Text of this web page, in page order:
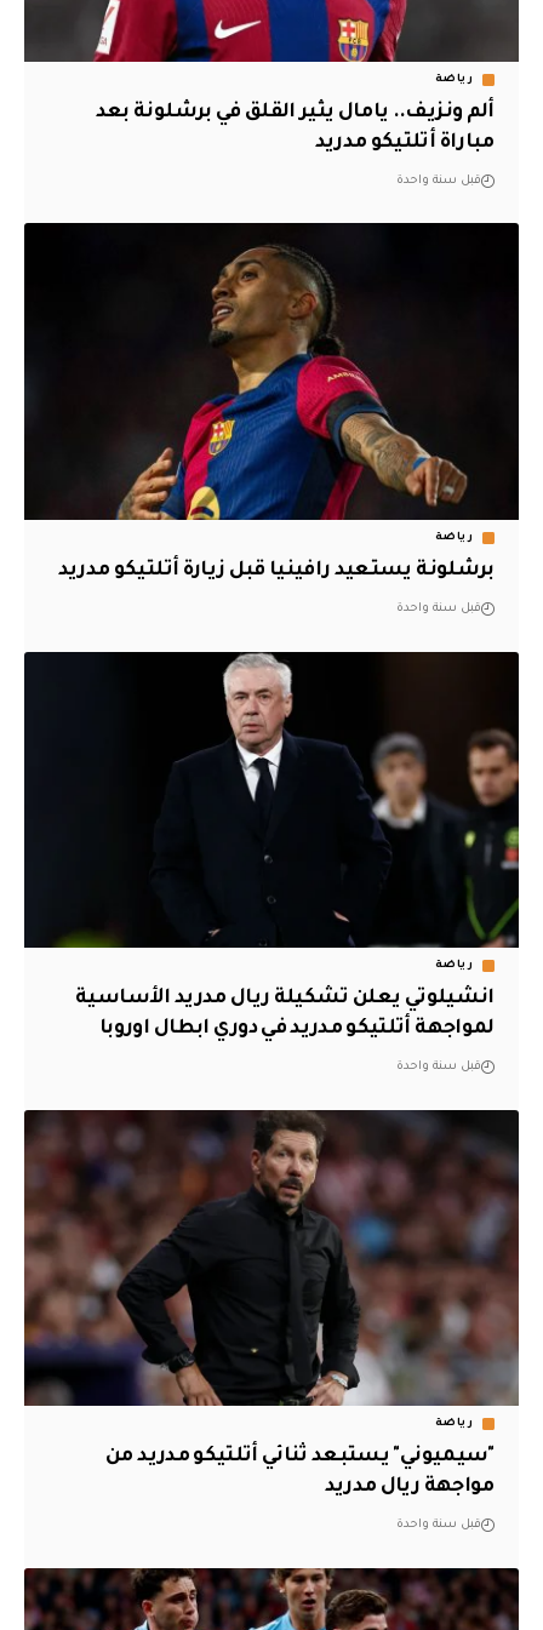
رياضة
ألم ونزيف.. يامال يثير القلق في برشلونة بعد
مباراة أتلتيكو مدريد
قبل سنة واحدة
رياضة
برشلونة يستعيد رافينيا قبل زيارة أتلتيكو مدريد
قبل سنة واحدة
رياضة
انشيلوتي يعلن تشكيلة ريال مدريد الأساسية
لمواجهة أتلتيكو مدريد في دوري ابطال اوروبا
قبل سنة واحدة
رياضة
"سيميوني" يستبعد ثنائي أتلتيكو مدريد من
مواجهة ريال مدريد
قبل سنة واحدة